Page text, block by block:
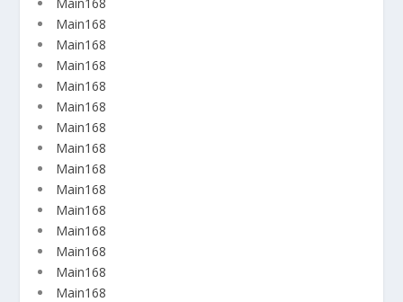
Main168
Main168
Main168
Main168
Main168
Main168
Main168
Main168
Main168
Main168
Main168
Main168
Main168
Main168
Main168